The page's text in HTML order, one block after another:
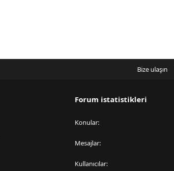
Bize ulaşın
Forum istatistikleri
Konular
Mesajlar
Kullanıcılar